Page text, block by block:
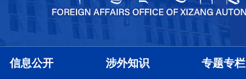
信息公开 涉外知识 专题专栏